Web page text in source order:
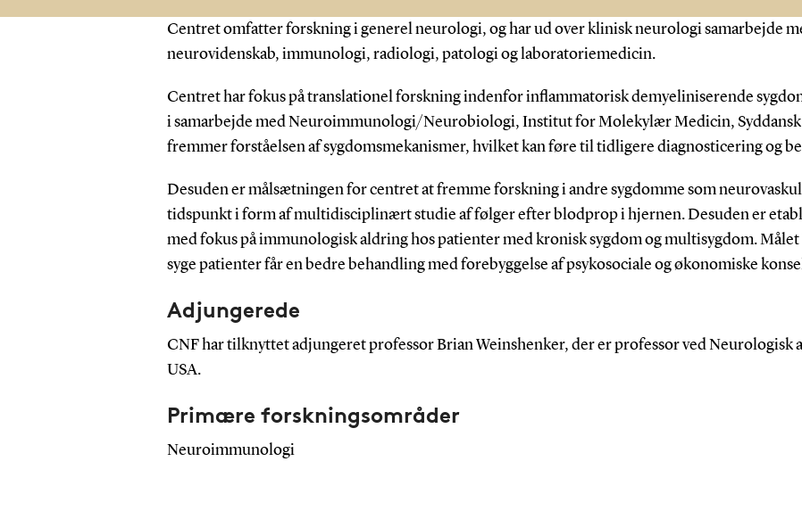
Centret omfatter forskning i generel neurologi, og har ud over klinisk neurologi samarbejde
neurovidenskab, immunologi, radiologi, patologi og laboratoriemedicin.
Centret har fokus på translationel forskning indenfor inflammatorisk demyeliniserende
i samarbejde med Neuroimmunologi/Neurobiologi, Institut for Molekylær Medicin,
fremmer forståelsen af sygdomsmekanismer, hvilket kan føre til tidligere diagnosticering og
Desuden er målsætningen for centret at fremme forskning i andre sygdomme som
tidspunkt i form af multidisciplinært studie af følger efter blodprop i hjernen. Desuden er
med fokus på immunologisk aldring hos patienter med kronisk sygdom og multisygdom.
syge patienter får en bedre behandling med forebyggelse af psykosociale og økonomiske
Adjungerede
CNF har tilknyttet adjungeret professor Brian Weinshenker, der er professor ved Neurologisk
USA.
Primære forskningsområder
Neuroimmunologi